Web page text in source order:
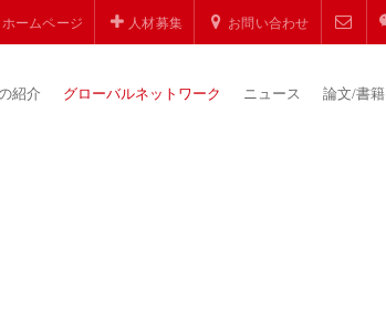
ホームページ 人材募集 お問い合わせ
紹介 グローバルネットワーク ニュース 論文/書籍